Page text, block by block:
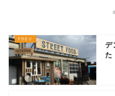
デ
た